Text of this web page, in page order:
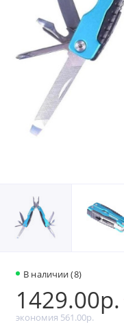
В наличии (8)
1429.00р.
экономия 561.00р.